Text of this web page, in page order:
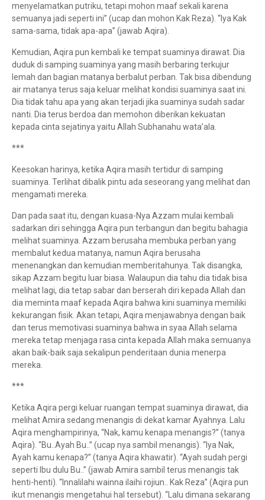
menyelamatkan putriku, tetapi mohon maaf sekali karena
semuanya jadi seperti ini” (ucap dan mohon Kak Reza). “Iya Kak
sama-sama, tidak apa-apa” (jawab Aqira).
Kemudian, Aqira pun kembali ke tempat suaminya dirawat. Dia
duduk di samping suaminya yang masih berbaring terkujur
lemah dan bagian matanya berbalut perban. Tak bisa dibendung
air matanya terus saja keluar melihat kondisi suaminya saat ini.
Dia tidak tahu apa yang akan terjadi jika suaminya sudah sadar
nanti. Dia terus berdoa dan memohon diberikan kekuatan
kepada cinta sejatinya yaitu Allah Subhanahu wata’ala.
***
Keesokan harinya, ketika Aqira masih tertidur di samping
suaminya. Terlihat dibalik pintu ada seseorang yang melihat dan
mengamati mereka.
Dan pada saat itu, dengan kuasa-Nya Azzam mulai kembali
sadarkan diri sehingga Aqira pun terbangun dan begitu bahagia
melihat suaminya. Azzam berusaha membuka perban yang
membalut kedua matanya, namun Aqira berusaha
menenangkan dan kemudian memberitahunya. Tak disangka,
sikap Azzam begitu luar biasa. Walaupun dia tahu dia tidak bisa
melihat lagi, dia tetap sabar dan berserah diri kepada Allah dan
dia meminta maaf kepada Aqira bahwa kini suaminya memiliki
kekurangan fisik. Akan tetapi, Aqira menjawabnya dengan baik
dan terus memotivasi suaminya bahwa in syaa Allah selama
mereka tetap menjaga rasa cinta kepada Allah maka semuanya
akan baik-baik saja sekalipun penderitaan dunia menerpa
mereka.
***
Ketika Aqira pergi keluar ruangan tempat suaminya dirawat, dia
melihat Amira sedang menangis di dekat kamar Ayahnya. Lalu
Aqira menghampirinya, “Nak, kamu kenapa menangis?” (tanya
Aqira). “Bu..Ayah Bu..” (ucap nya sambil menangis). “Iya Nak,
Ayah kamu kenapa?” (tanya Aqira khawatir). “Ayah sudah pergi
seperti Ibu dulu Bu..” (jawab Amira sambil terus menangis tak
henti-henti). “Innalilahi wainna ilaihi rojiun.. Kak Reza” (Aqira pun
ikut menangis mengetahui hal tersebut). “Lalu dimana sekarang